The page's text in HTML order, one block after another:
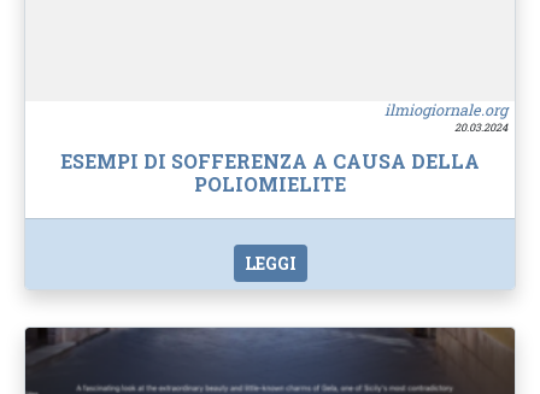
ilmiogiornale.org
20.03.2024
ESEMPI DI SOFFERENZA A CAUSA DELLA
POLIOMIELITE
LEGGI